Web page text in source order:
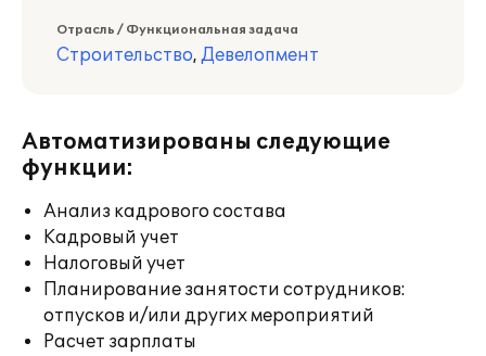
Отрасль / Функциональная задача
Строительство, Девелопмент
Автоматизированы следующие
функции:
Анализ кадрового состава
Кадровый учет
Налоговый учет
Планирование занятости сотрудников:
отпусков и/или других мероприятий
Расчет зарплаты